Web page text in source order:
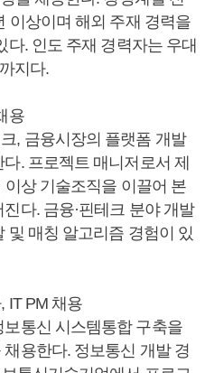
이상이며 해외 주재 경력을
다. 인도 주재 경력자는 우대
지다.
용
, 금융시장의 플랫폼 개발
. 프로젝트 매니저로서 제
상 기술조직을 이끌어 본
다. 금융·핀테크 분야 개발
및 매칭 알고리즘 경험이 있
IT PM 채용
통신 시스템통합 구축을
용한다. 정보통신 개발 경